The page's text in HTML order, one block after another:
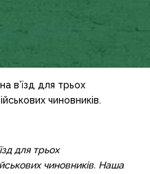
в’їзд для трьох
чиновників.
для трьох
чиновників. Наша